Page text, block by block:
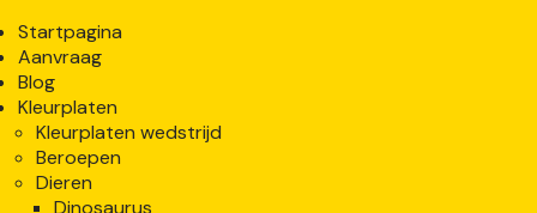
Startpagina
Aanvraag
Blog
Kleurplaten
Kleurplaten wedstrijd
Beroepen
Dieren
Dinosaurus